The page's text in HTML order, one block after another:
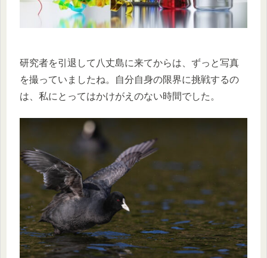
研究者を引退して八丈島に来てからは、ずっと写真
を撮っていましたね。自分自身の限界に挑戦するの
は、私にとってはかけがえのない時間でした。